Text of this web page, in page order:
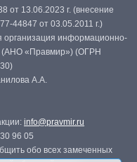
от 13.06.2023 г. (внесение
44847 от 03.05.2011 г.)
организация информационно-
(АНО «Правмир») (ОГРН
А.А.
info@pravmir.ru
96 05
обо всех замеченных